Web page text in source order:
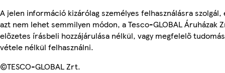
A jelen információ kizárólag személyes felhasználásra szolgál,
azt nem lehet semmilyen módon, a Tesco-GLOBAL Áruházak
előzetes írásbeli hozzájárulása nélkül, vagy megfelelő
vétele nélkül felhasználni.
©TESCO-GLOBAL Zrt.